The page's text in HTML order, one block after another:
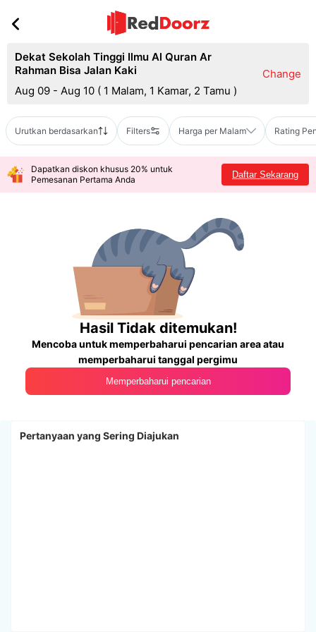
Dekat Sekolah Tinggi Ilmu Al Quran Ar
Rahman Bisa Jalan Kaki
Aug 09 - Aug 10 ( 1 Malam, 1 Kamar, 2 Tamu )
Change
Urutkan berdasarkan Filters Harga per Malam Rating
Dapatkan diskon khusus 20% untuk
Pemesanan Pertama Anda
Daftar Sekarang
Hasil Tidak ditemukan!
Mencoba untuk memperbaharui pencarian area atau
memperbaharui tanggal pergimu
Memperbaharui pencarian
Pertanyaan yang Sering Diajukan